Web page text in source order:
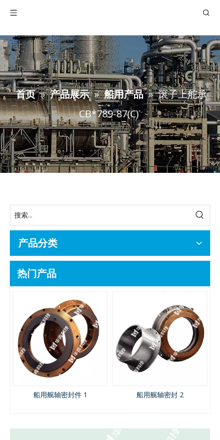
首页 »产品展示 »船用产品 »滚子上舵承
CB*789-87(C)
产品分类
热门产品
船用艉轴密封件 1 船用艉轴密封 2